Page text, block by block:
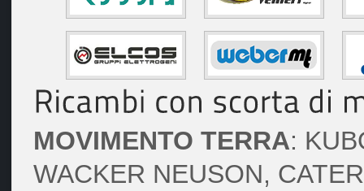
MOVIMENTO TERRA:
WACKER NEUSON,